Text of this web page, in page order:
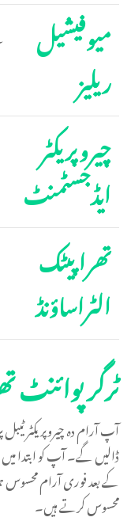
میوفیشیل
ریلیز
چیروپریکٹر
ایڈجسٹمنٹ
تھراپیٹک
الٹراساؤنڈ
ٹرگر پوائنٹ
آپ آرام دہ چیروپریکٹر
ڈالیں گے۔ آپ کو ابتدا
کے بعد فوری آرام محسوس
محسوس کرتے ہیں۔